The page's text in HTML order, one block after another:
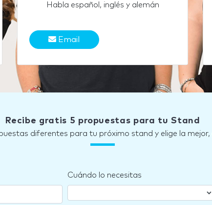
Habla español, inglés y alemán
Email
Recibe gratis 5 propuestas para tu Stand
diferentes para tu próximo stand y elige la
Cuándo lo necesitas